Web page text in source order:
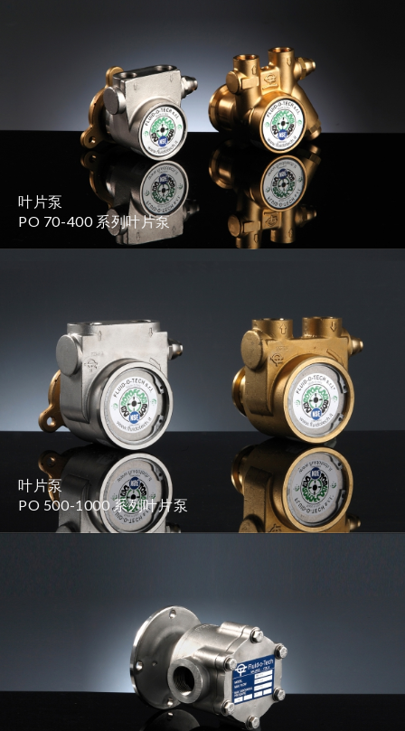
叶片泵
PO 70-400 系列叶片泵
叶片泵
PO 500-1000 系列叶片泵